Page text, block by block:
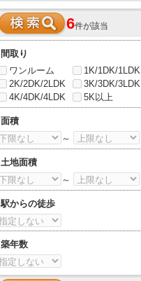
6件が該当
間取り
ワンルーム
1K/1DK/1LDK
2K/2DK/2LDK
3K/3DK/3LDK
4K/4DK/4LDK
5K以上
面積
～
土地面積
～
駅からの徒歩
築年数